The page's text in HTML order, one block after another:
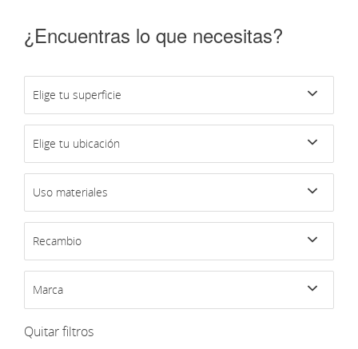
¿Encuentras lo que necesitas?
Elige tu superficie
Elige tu ubicación
Uso materiales
Recambio
Marca
Quitar filtros